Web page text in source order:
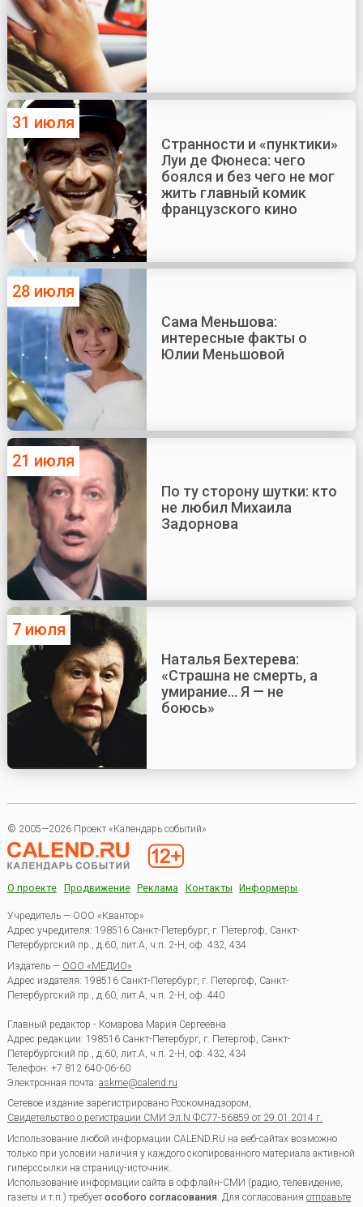
31 июля
Странности и «пунктики»
Луи де Фюнеса: чего
боялся и без чего не мог
жить главный комик
французского кино
28 июля
Сама Меньшова:
интересные факты о
Юлии Меньшовой
21 июля
По ту сторону шутки: кто
не любил Михаила
Задорнова
7 июля
Наталья Бехтерева:
«Страшна не смерть, а
умирание... Я — не
боюсь»
© 2005—2026 Проект «Календарь событий»
О проекте Продвижение Реклама Контакты Информеры
Учредитель — ООО «Квантор»
Адрес учредителя: 198516 Санкт-Петербург, г. Петергоф, Санкт-
Петербургский пр., д.60, лит.А, ч.п. 2-Н, оф. 432, 434
Издатель — ООО «МЕДИО»
Адрес издателя: 198516 Санкт-Петербург, г. Петергоф, Санкт-
Петербургский пр., д.60, лит.А, ч.п. 2-Н, оф. 440
Главный редактор - Комарова Мария Сергеевна
Адрес редакции: 198516 Санкт-Петербург, г. Петергоф Санкт-
Петербургский пр., д.60, лит.А, ч.п. 2-Н, оф. 432, 434
Телефон: +7 812 640-06-60
Электронная почта: askme@calend.ru
Сетевое издание зарегистрировано Роскомнадзором,
Свидетельство о регистрации СМИ Эл.N ФС77-56859 от 29.01.2014 г.
Использование любой информации CALEND.RU на веб-сайтах возможно
только при условии наличия у каждого скопированного материала активной
гиперссылки на страницу-источник.
Использование информации сайта в оффлайн-СМИ (радио, телевидение,
газеты и т.п.) требуетособого согласования. Для согласования отправьте